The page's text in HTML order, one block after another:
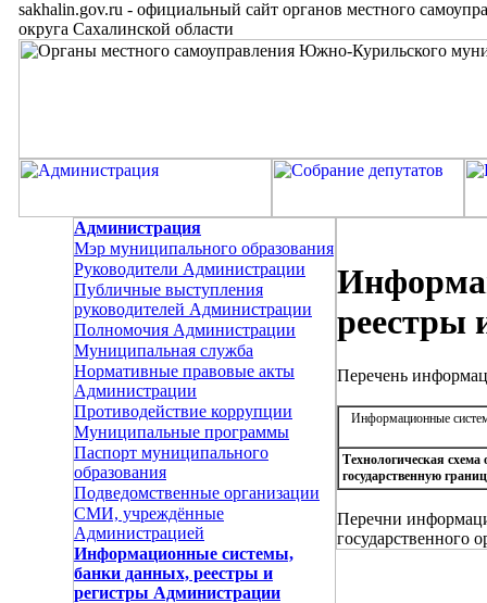
sakhalin.gov.ru - официальный сайт органов местного
округа Сахалинской области
Администрация
Мэр муниципального образования
Руководители Администрации
Публичные выступления
руководителей Администрации
Полномочия Администрации
Муниципальная служба
Нормативные правовые акты
Администрации
Противодействие коррупции
Муниципальные программы
Паспорт муниципального
образования
Подведомственные организации
СМИ, учреждённые
Администрацией
Информационные системы,
банки данных, реестры и
регистры Администрации
реестры
Перечень
Информационные
Технологическая схема
государственную
Перечни
государственного